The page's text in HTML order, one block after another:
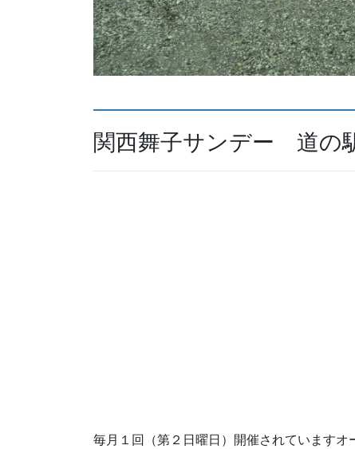
関西舞子サンデー 道
毎月１回（第２日曜日）開催されています